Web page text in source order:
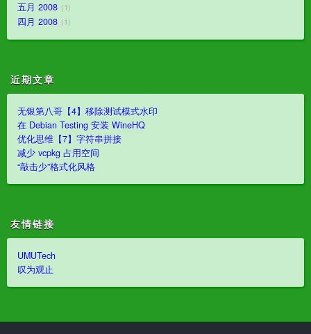
五月 2008 1
四月 2008 1
近期文章
无银第八哥【4】移除测试模式水印
在 Debian Testing 安装 WineHQ
优化思维【7】字符串拼接
减少 vcpkg 占用空间
“敲击少”格式化风格
友情链接
UMUTech
叹为观止